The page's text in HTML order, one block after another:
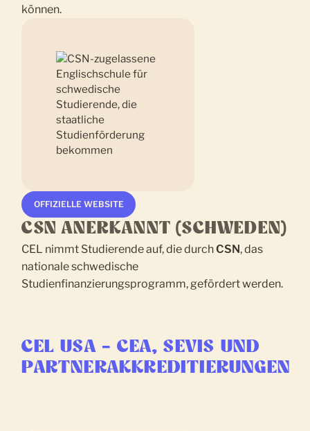
können.
OFFIZIELLE WEBSITE
CSN ANERKANNT (SCHWEDEN)
CEL nimmt Studierende auf, die durchCSN, das
nationale schwedische
Studienfinanzierungsprogramm, gefördert werden.
CEL USA – CEA, SEVIS UND
PARTNERAKKREDITIERUNGEN